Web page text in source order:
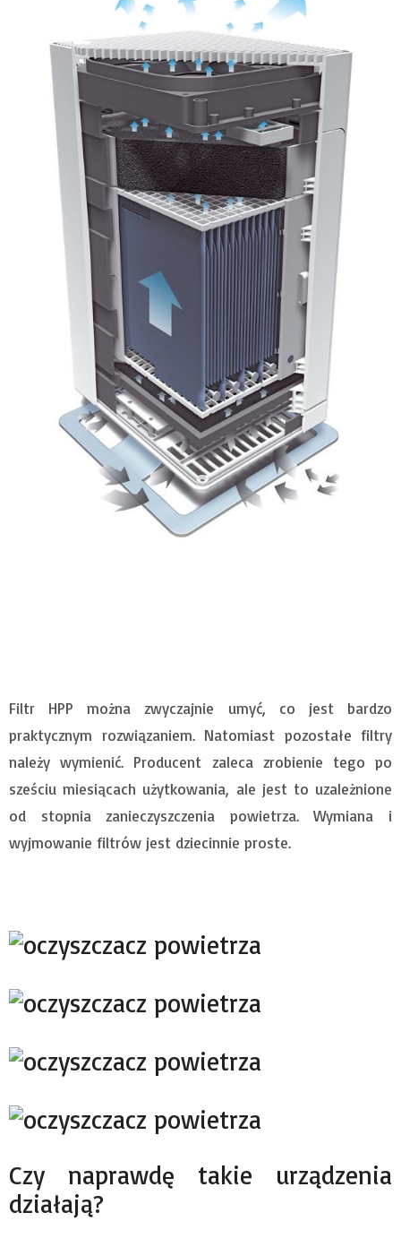
Filtr HPP można zwyczajnie umyć, co jest bardzo
praktycznym rozwiązaniem. Natomiast pozostałe filtry
należy wymienić. Producent zaleca zrobienie tego po
sześciu miesiącach użytkowania, ale jest to uzależnione
od stopnia zanieczyszczenia powietrza. Wymiana i
wyjmowanie filtrów jest dziecinnie proste.
Czy naprawdę takie urządzenia
działają?